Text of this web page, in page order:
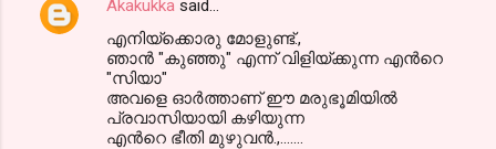
Akakukka said…
എനിയ്ക്കൊരു മോളുണ്ട്‌.,
ഞാന്‍ "കുഞ്ഞു" എന്ന് വിളിയ്ക്കുന്ന എന്‍റെ
"സിയാ"
അവളെ ഓര്‍ത്താണ് ഈ മരുഭൂമിയില്‍
പ്രവാസിയായി കഴിയുന്ന
എന്‍റെ ഭീതി മുഴുവന്‍.,.......